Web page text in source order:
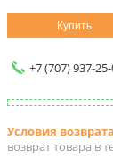
Купить
+7 (707) 937-
возврат товара в